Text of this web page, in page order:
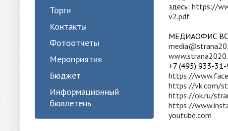
Торги
Контакты
Фотоотчеты
Мероприятия
Бюджет
Информационный
бюллетень
здесь: https://
v2.pdf
МЕДИАОФИС
+7 (495) 933-
https://
https://vk.com/
https://ok.ru/
https://
youtube.com